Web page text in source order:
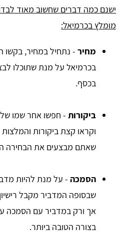
ישנם כמה דברים שחשוב מאוד
מומלץ בכרמיאל:
מחיר - נתחיל במחיר,
בכרמיאל על מנת שתוכלו
בכסף.
ביקורות - חפשו אחר שמו
וקראו קצת ביקורות
שאתם מבצעים את הבחירה
הסמכה - על מנת להיות
שבסופה המדביר מקבל
אך ורק במדביר עם הסמכה
בצורה הטובה ביותר.